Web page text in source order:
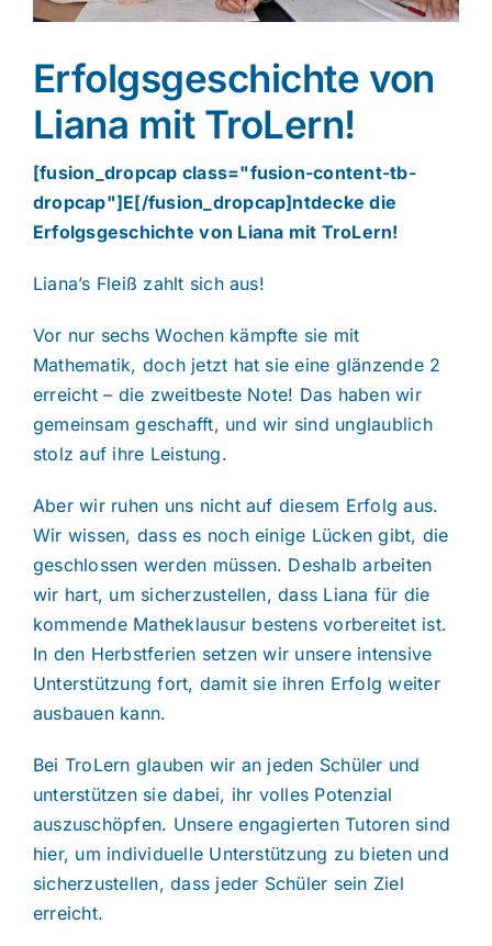
Lerntheraphie
Verschiedenes
Erfolgsgeschichte von
Liana mit TroLern!
[fusion_dropcap class="fusion-content-tb-
dropcap"]E[/fusion_dropcap]ntdecke die
Erfolgsgeschichte von Liana mit TroLern!
Liana’s Fleiß zahlt sich aus!
Vor nur sechs Wochen kämpfte sie mit
Mathematik, doch jetzt hat sie eine glänzende 2
erreicht – die zweitbeste Note! Das haben wir
gemeinsam geschafft, und wir sind unglaublich
stolz auf ihre Leistung.
Aber wir ruhen uns nicht auf diesem Erfolg aus.
Wir wissen, dass es noch einige Lücken gibt, die
geschlossen werden müssen. Deshalb arbeiten
wir hart, um sicherzustellen, dass Liana für die
kommende Matheklausur bestens vorbereitet ist.
In den Herbstferien setzen wir unsere intensive
Unterstützung fort, damit sie ihren Erfolg weiter
ausbauen kann.
Bei TroLern glauben wir an jeden Schüler und
unterstützen sie dabei, ihr volles Potenzial
auszuschöpfen. Unsere engagierten Tutoren sind
hier, um individuelle Unterstützung zu bieten und
sicherzustellen, dass jeder Schüler sein Ziel
erreicht.